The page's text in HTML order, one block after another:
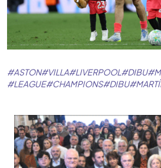
#ASTON#VILLA#LIVERPOOL#DIBU#
#LEAGUE#CHAMPIONS#DIBU#